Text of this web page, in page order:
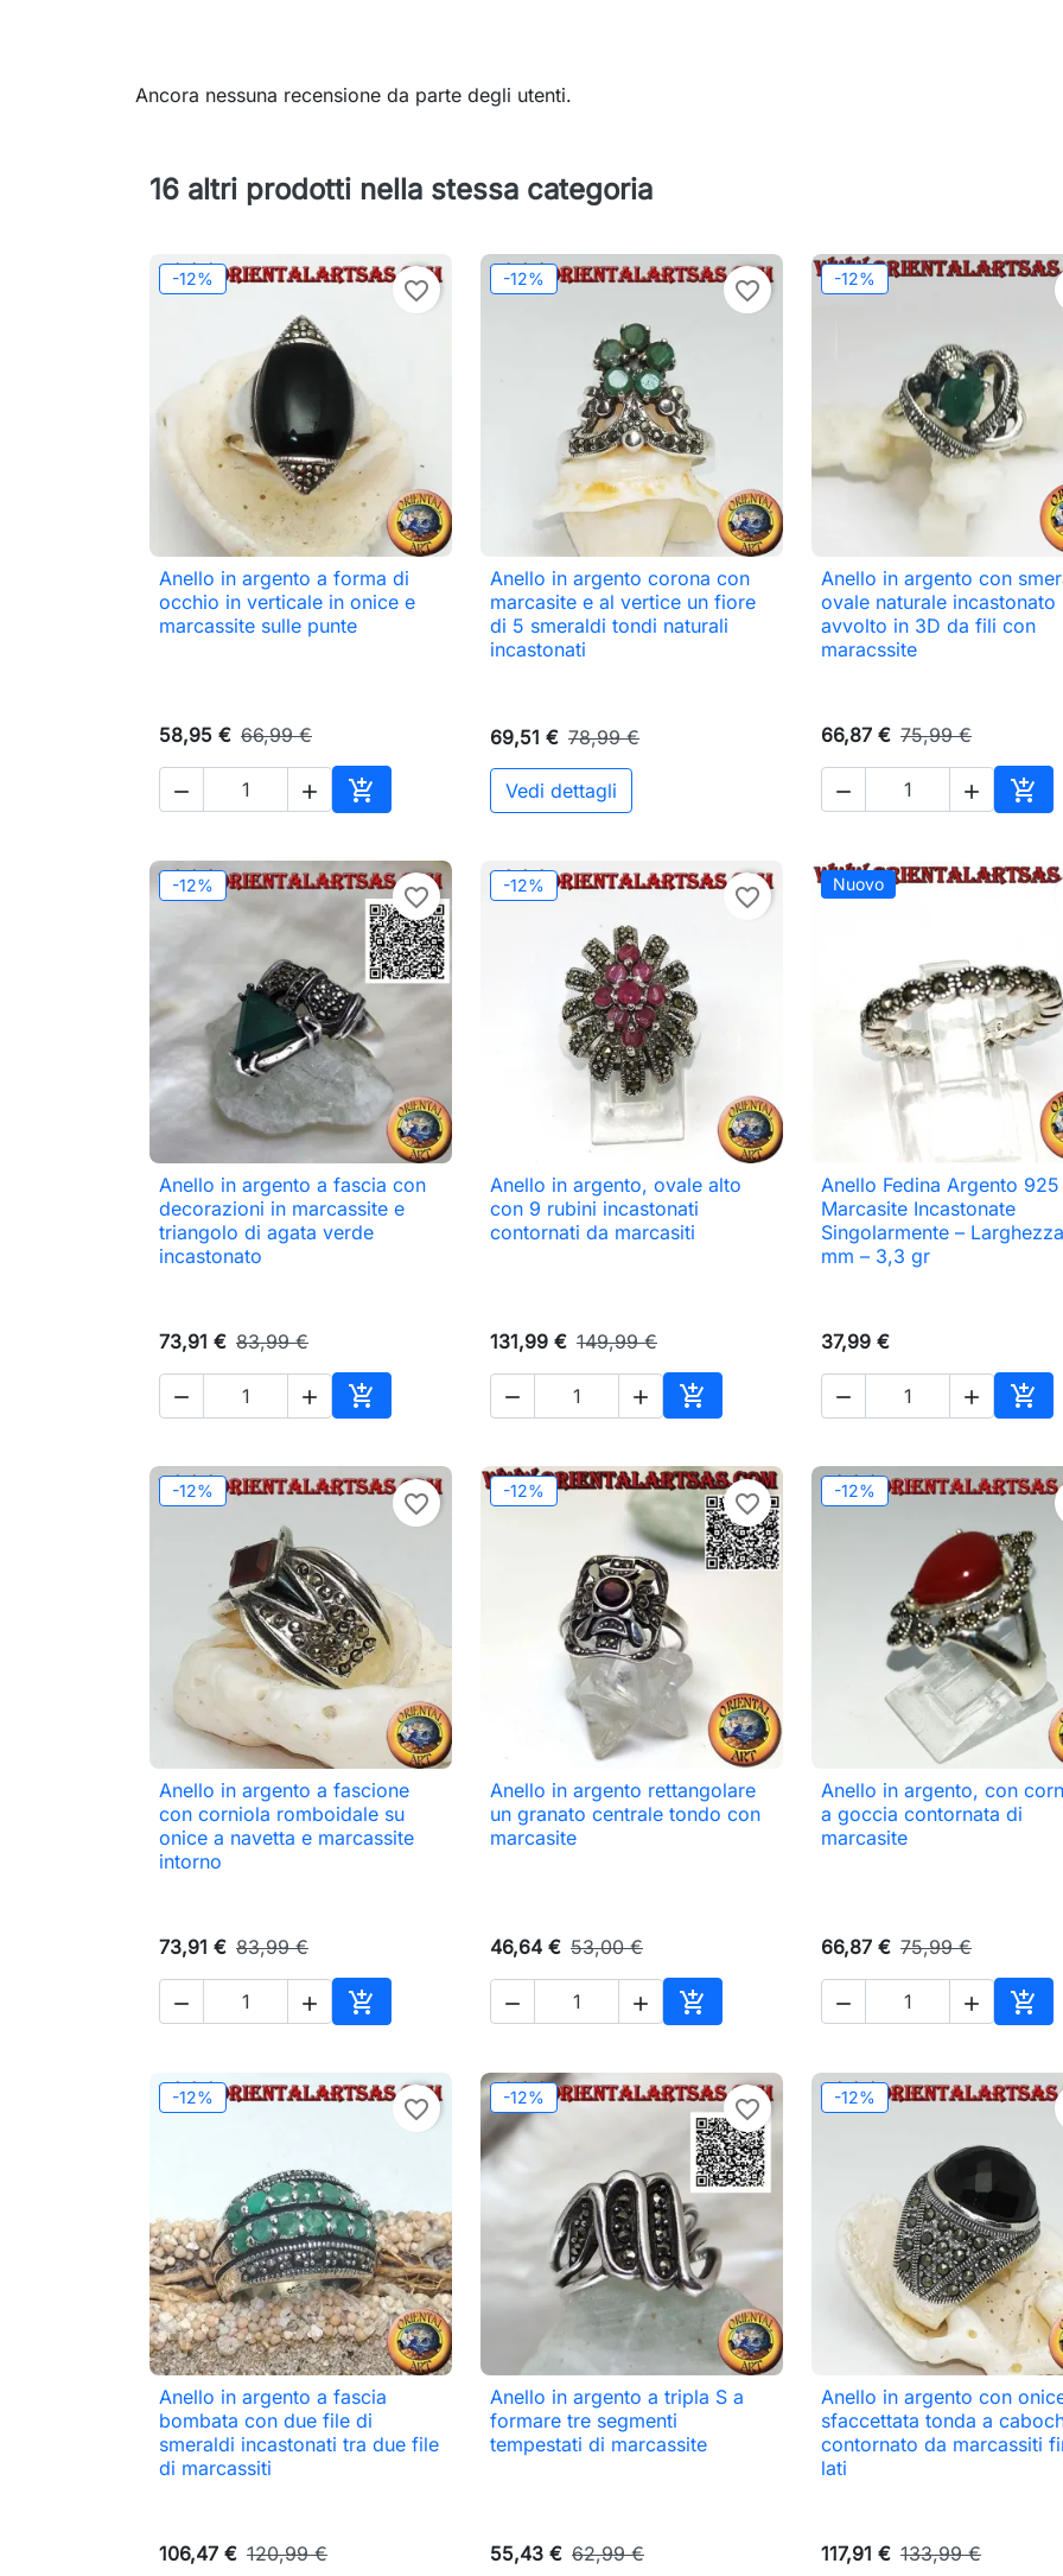
Ancora nessuna recensione da parte degli utenti.
16 altri prodotti nella stessa categoria
-12% favorite_border
 Anteprima
Anello in argento a forma di
occhio in verticale in onice e
marcassite sulle punte
58,95 € 66,99 €
  
Aggiungi al carrello
-12% favorite_border
 Anteprima
Anello in argento corona con
marcasite e al vertice un fiore
di 5 smeraldi tondi naturali
incastonati
69,51 € 78,99 €
Vedi dettagli
-12%
 Anteprima
Anello in argento con
ovale naturale incastonato
avvolto in 3D da fili con
maracssite
66,87 € 75,99 €
  
-12% favorite_border
 Anteprima
Anello in argento a fascia con
decorazioni in marcassite e
triangolo di agata verde
incastonato
73,91 € 83,99 €
  
Aggiungi al carrello
-12% favorite_border
 Anteprima
Anello in argento, ovale alto
con 9 rubini incastonati
contornati da marcasiti
131,99 € 149,99 €
  
Aggiungi al carrello
Nuovo
 Anteprima
Anello Fedina Argento
Marcasite Incastonate
Singolarmente –
mm – 3,3 gr
37,99 €
  
-12% favorite_border
 Anteprima
Anello in argento a fascione
con corniola romboidale su
onice a navetta e marcassite
intorno
73,91 € 83,99 €
  
Aggiungi al carrello
-12% favorite_border
 Anteprima
Anello in argento rettangolare
un granato centrale tondo con
marcasite
46,64 € 53,00 €
  
Aggiungi al carrello
-12%
 Anteprima
Anello in argento, con
a goccia contornata di
marcasite
66,87 € 75,99 €
  
-12% favorite_border
 Anteprima
Anello in argento a fascia
bombata con due file di
smeraldi incastonati tra due file
di marcassiti
106,47 € 120,99 €
-12% favorite_border
 Anteprima
Anello in argento a tripla S a
formare tre segmenti
tempestati di marcassite
55,43 € 62,99 €
-12%
 Anteprima
Anello in argento con
sfaccettata tonda a
contornato da marcassiti
lati
117,91 € 133,99 €